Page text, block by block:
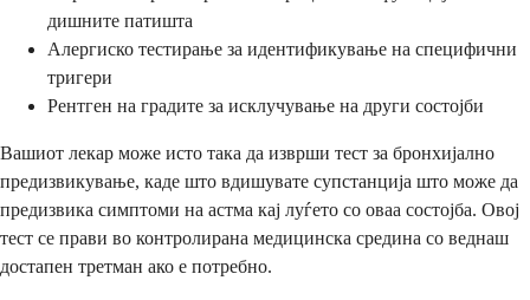
дишните патишта
Алергиско тестирање за идентификување на специфични
тригери
Рентген на градите за исклучување на други состојби
Вашиот лекар може исто така да изврши тест за бронхијално
предизвикување, каде што вдишувате супстанција што може да
предизвика симптоми на астма кај луѓето со оваа состојба. Овој
тест се прави во контролирана медицинска средина со веднаш
достапен третман ако е потребно.